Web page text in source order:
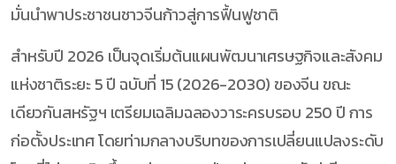
มั่นนำพาประชาชนชาวจีนก้าวสู่การฟื้นฟูชาติ
สำหรับปี 2026 เป็นจุดเริ่มต้นแผนพัฒนาเศรษฐกิจและสังคม
แห่งชาติระยะ 5 ปี ฉบับที่ 15 (2026-2030) ของจีน ขณะ
เดียวกันสหรัฐฯ เตรียมเฉลิมฉลองวาระครบรอบ 250 ปี การ
ก่อตั้งประเทศ โดยท่ามกลางบริบทของการเปลี่ยนแปลงระดับ